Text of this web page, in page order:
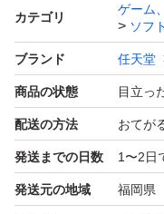
カテゴリ
ゲーム
ソフ
ブランド 任天堂
商品の状態 目立っ
配送の方法 おてが
発送までの日数 1〜2日
発送元の地域 福岡県